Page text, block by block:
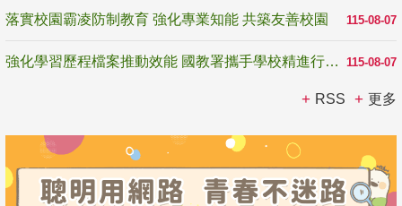
115-08-07
落實校園霸凌防制教育 強化專業知能 共築友善校園
115-08-07
強化學習歷程檔案推動效能 國教署攜手學校精進行政與教學支持
RSS 更多